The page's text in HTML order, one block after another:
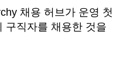
채용 허브가 운영 첫
구직자를 채용한 것을